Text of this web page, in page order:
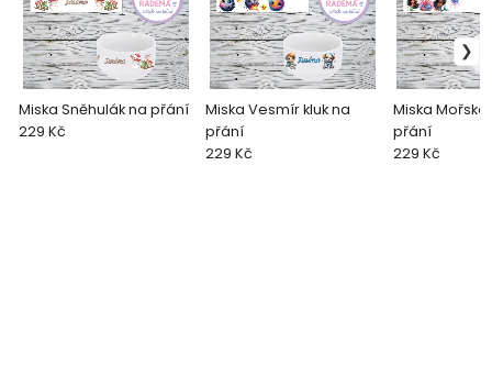
Miska Sněhulák na přání
229 Kč
Miska Vesmír kluk na
přání
229 Kč
Miska
přání
229 Kč